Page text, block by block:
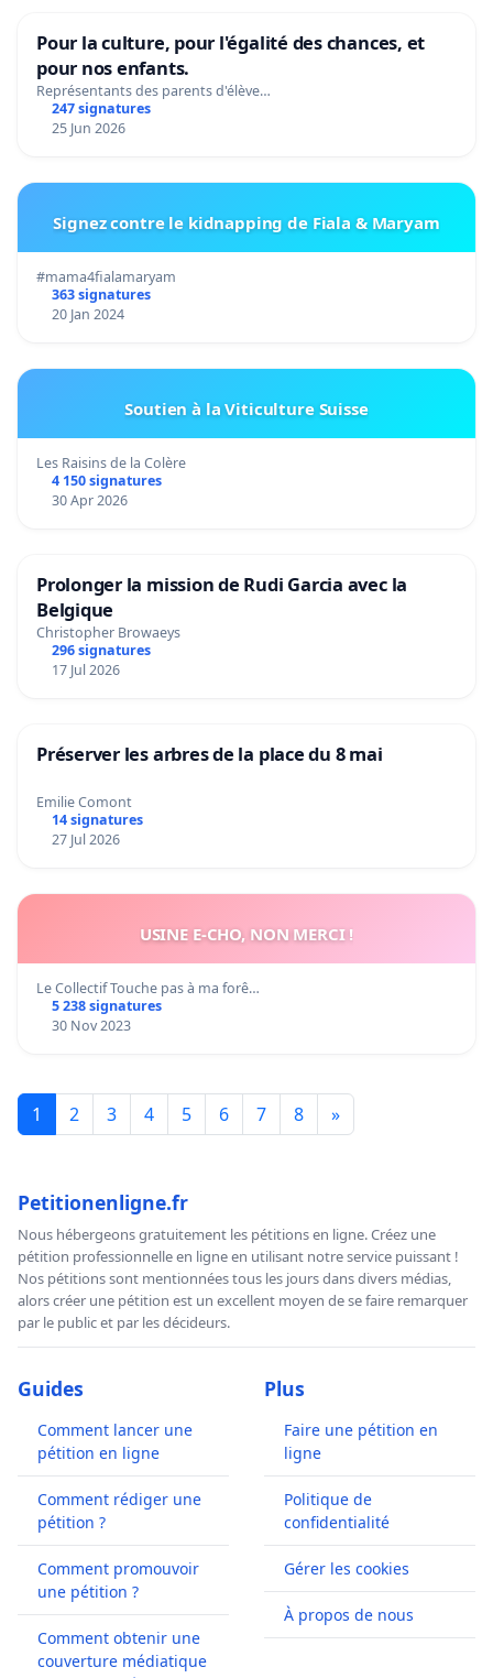
Pour la culture, pour l'égalité des chances, et
pour nos enfants.
Représentants des parents d'élève…
247 signatures
25 Jun 2026
Signez contre le kidnapping de Fiala & Maryam
#mama4fialamaryam
363 signatures
20 Jan 2024
Soutien à la Viticulture Suisse
Les Raisins de la Colère
4 150 signatures
30 Apr 2026
Prolonger la mission de Rudi Garcia avec la
Belgique
Christopher Browaeys
296 signatures
17 Jul 2026
Préserver les arbres de la place du 8 mai
Emilie Comont
14 signatures
27 Jul 2026
USINE E-CHO, NON MERCI !
Le Collectif Touche pas à ma forê…
5 238 signatures
30 Nov 2023
1 2 3 4 5 6 7 8 »
Petitionenligne.fr
Nous hébergeons gratuitement les pétitions en ligne. Créez une
pétition professionnelle en ligne en utilisant notre service puissant !
Nos pétitions sont mentionnées tous les jours dans divers médias,
alors créer une pétition est un excellent moyen de se faire remarquer
par le public et par les décideurs.
Guides
Comment lancer une
pétition en ligne
Comment rédiger une
pétition ?
Comment promouvoir
une pétition ?
Comment obtenir une
couverture médiatique
Plus
Faire une pétition en
ligne
Politique de
confidentialité
Gérer les cookies
À propos de nous